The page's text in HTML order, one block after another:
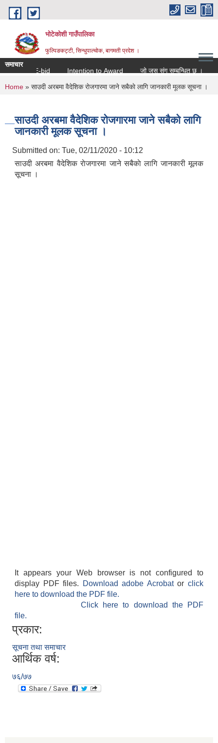
Skip to main content
भोटेकोशी गाउँपालिका
फुल्पिङकट्टी, सिन्धुपाल्चोक, बागमती प्रदेश ।
समाचार
Intention to Award जो जस संग सम्बन्धित छ ।
You are here
Home » साउदी अरबमा वैदेशिक राेजगारमा जाने सबैकाे लागि जानकारी मूलक सूचना ।
साउदी अरबमा वैदेशिक राेजगारमा जाने सबैकाे लागि
जानकारी मूलक सूचना ।
Submitted on: Tue, 02/11/2020 - 10:12
साउदी अरबमा वैदेशिक राेजगारमा जाने सबैकाे लागि जानकारी मूलक
सूचना ।
It appears your Web browser is not configured to
display PDF files.
Download adobe Acrobatorclick
here to download the PDF file.
Click here to download the PDF
file.
प्रकार:
सूचना तथा समाचार
आर्थिक वर्ष:
७६/७७